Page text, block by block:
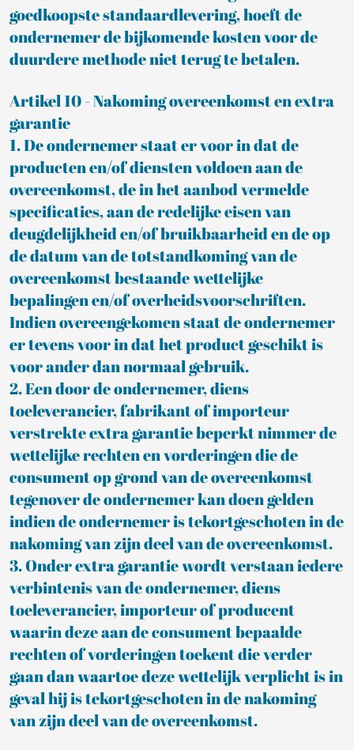
goedkoopste standaardlevering, hoeft de
ondernemer de bijkomende kosten voor de
duurdere methode niet terug te betalen.
Artikel 10 - Nakoming overeenkomst en extra
garantie
1. De ondernemer staat er voor in dat de
producten en/of diensten voldoen aan de
overeenkomst, de in het aanbod vermelde
specificaties, aan de redelijke eisen van
deugdelijkheid en/of bruikbaarheid en de op
de datum van de totstandkoming van de
overeenkomst bestaande wettelijke
bepalingen en/of overheidsvoorschriften.
Indien overeengekomen staat de ondernemer
er tevens voor in dat het product geschikt is
voor ander dan normaal gebruik.
2. Een door de ondernemer, diens
toeleverancier, fabrikant of importeur
verstrekte extra garantie beperkt nimmer de
wettelijke rechten en vorderingen die de
consument op grond van de overeenkomst
tegenover de ondernemer kan doen gelden
indien de ondernemer is tekortgeschoten in de
nakoming van zijn deel van de overeenkomst.
3. Onder extra garantie wordt verstaan iedere
verbintenis van de ondernemer, diens
toeleverancier, importeur of producent
waarin deze aan de consument bepaalde
rechten of vorderingen toekent die verder
gaan dan waartoe deze wettelijk verplicht is in
geval hij is tekortgeschoten in de nakoming
van zijn deel van de overeenkomst.